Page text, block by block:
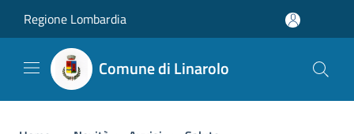
Regione Lombardia
Comune di Linarolo